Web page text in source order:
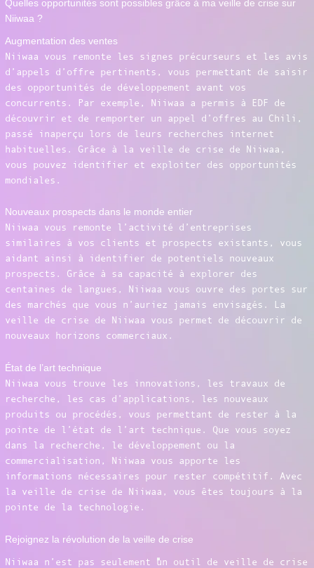
Quelles opportunités sont possibles grâce à ma veille de crise sur
Niiwaa ?
Augmentation des ventes
Niiwaa vous remonte les signes précurseurs et les avis
d’appels d’offre pertinents, vous permettant de saisir
des opportunités de développement avant vos
concurrents. Par exemple, Niiwaa a permis à EDF de
découvrir et de remporter un appel d’offres au Chili,
passé inaperçu lors de leurs recherches internet
habituelles. Grâce à la veille de crise de Niiwaa,
vous pouvez identifier et exploiter des opportunités
mondiales.
Nouveaux prospects dans le monde entier
Niiwaa vous remonte l’activité d’entreprises
similaires à vos clients et prospects existants, vous
aidant ainsi à identifier de potentiels nouveaux
prospects. Grâce à sa capacité à explorer des
centaines de langues, Niiwaa vous ouvre des portes sur
des marchés que vous n’auriez jamais envisagés. La
veille de crise de Niiwaa vous permet de découvrir de
nouveaux horizons commerciaux.
État de l’art technique
Niiwaa vous trouve les innovations, les travaux de
recherche, les cas d’applications, les nouveaux
produits ou procédés, vous permettant de rester à la
pointe de l’état de l’art technique. Que vous soyez
dans la recherche, le développement ou la
commercialisation, Niiwaa vous apporte les
informations nécessaires pour rester compétitif. Avec
la veille de crise de Niiwaa, vous êtes toujours à la
pointe de la technologie.
Rejoignez la révolution de la veille de crise
Niiwaa n’est pas seulement un outil de veille de crise